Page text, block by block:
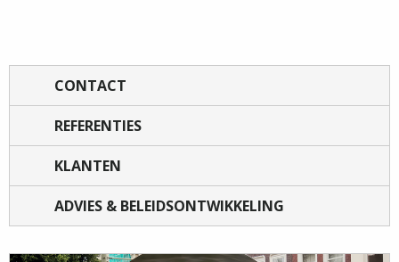
CONTACT
REFERENTIES
KLANTEN
ADVIES & BELEIDSONTWIKKELING